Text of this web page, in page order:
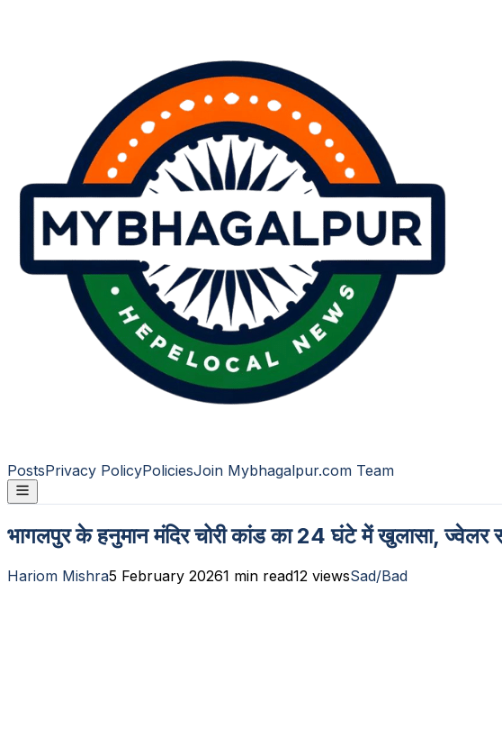
PostsPrivacy PolicyPoliciesJoin Mybhagalpur.com Team
भागलपुर के हनुमान मंदिर चोरी कांड का 24 घंटे में खुलासा, ज्वेलर
Hariom Mishra5 February 20261 min read12 viewsSad/Bad